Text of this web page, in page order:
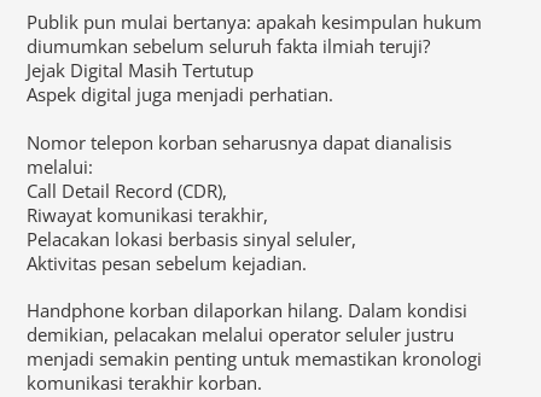
Publik pun mulai bertanya: apakah kesimpulan hukum
diumumkan sebelum seluruh fakta ilmiah teruji?
Jejak Digital Masih Tertutup
Aspek digital juga menjadi perhatian.
Nomor telepon korban seharusnya dapat dianalisis
melalui:
Call Detail Record (CDR),
Riwayat komunikasi terakhir,
Pelacakan lokasi berbasis sinyal seluler,
Aktivitas pesan sebelum kejadian.
Handphone korban dilaporkan hilang. Dalam kondisi
demikian, pelacakan melalui operator seluler justru
menjadi semakin penting untuk memastikan kronologi
komunikasi terakhir korban.